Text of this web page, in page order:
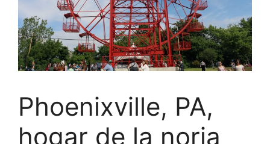
Phoenixville, PA,
hogar de la noria